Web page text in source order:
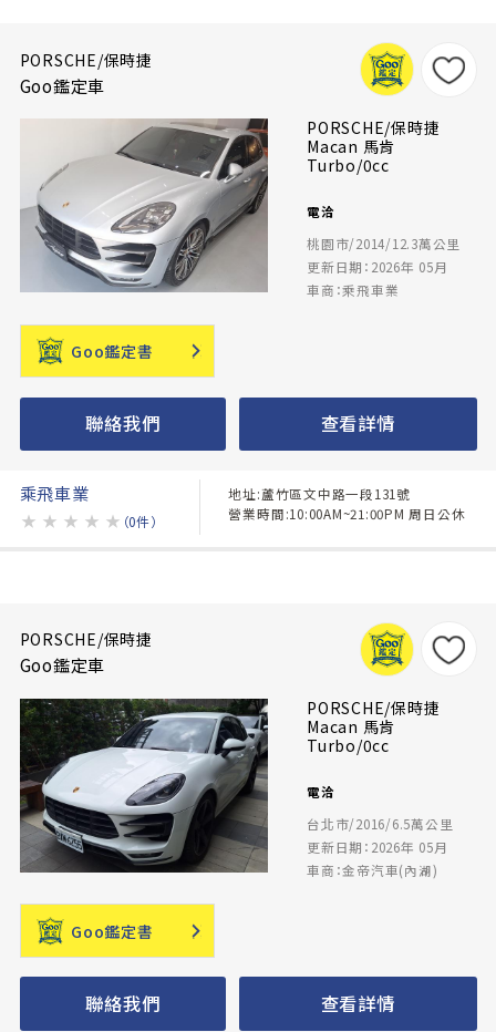
PORSCHE/保時捷
Goo鑑定車
PORSCHE/保時捷
Macan 馬肯
Turbo/0cc
電洽
桃園市/2014/12.3萬公里
更新日期：2026年 05月
車商：乘飛車業
Goo鑑定書
聯絡我們 查看詳情
乘飛車業
★ ★ ★ ★ ★ （0件）
地址:蘆竹區文中路一段131號
營業時間:10:00AM~21:00PM 周日公休
PORSCHE/保時捷
Goo鑑定車
PORSCHE/保時捷
Macan 馬肯
Turbo/0cc
電洽
台北市/2016/6.5萬公里
更新日期：2026年 05月
車商：金帝汽車(內湖)
Goo鑑定書
聯絡我們 查看詳情